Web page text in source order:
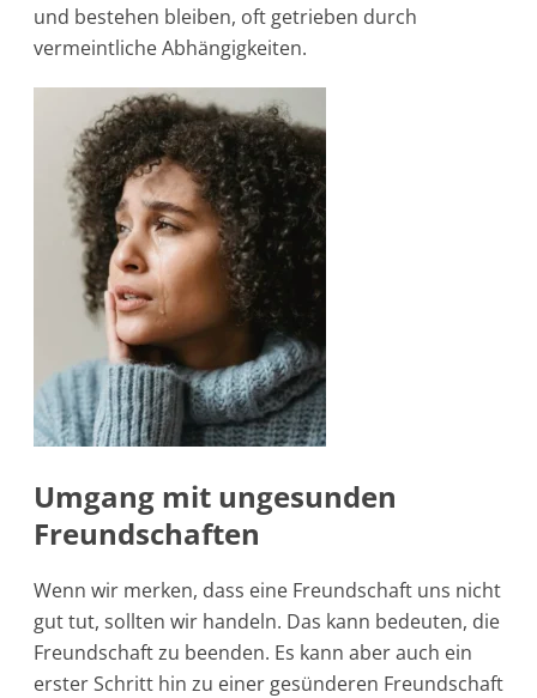
und bestehen bleiben, oft getrieben durch
vermeintliche Abhängigkeiten.
Umgang mit ungesunden
Freundschaften
Wenn wir merken, dass eine Freundschaft uns nicht
gut tut, sollten wir handeln. Das kann bedeuten, die
Freundschaft zu beenden. Es kann aber auch ein
erster Schritt hin zu einer gesünderen Freundschaft